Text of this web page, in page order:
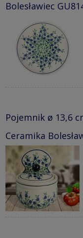
Bolesławiec
Pojemnik ø 13,6
Ceramika